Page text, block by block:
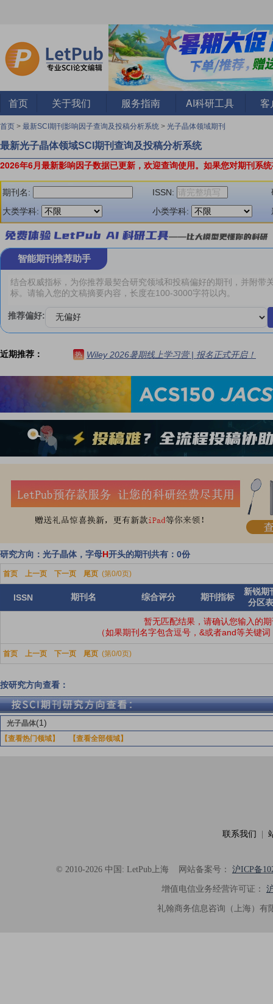
首页 关于我们 服务指南 AI科研工具 客
首页 > 最新SCI期刊影响因子查询及投稿分析系统 > 光子晶体领域期刊
最新光子晶体领域SCI期刊查询及投稿分析系统
2026年6月最新影响因子数据已更新，欢迎查询使用。 如果您对期刊系
期刊名: ISSN:
大类学科:
小类学科:
智能期刊推荐助手
推荐偏好:
近期推荐： 热 Wiley 2026暑期线上学习营 | 报名正式开启！
研究方向：光子晶体，字母H开头的期刊共有：0份
首页 上一页 下一页 尾页 (第0/0页)
ISSN 期刊名 综合评分 期刊指标
新锐期
分区
暂无匹配结果，请确认您输入的
（如果期刊名字包含逗号，&或者and等关键
首页 上一页 下一页 尾页 (第0/0页)
按研究方向查看：
光子晶体(1)
【查看热门领域】 【查看全部领域】
联系我们
© 2010-2026 中国: LetPub上海网站备案号： 沪ICP备
增值电信业务经营许可证：
礼翰商务信息咨询（上海）